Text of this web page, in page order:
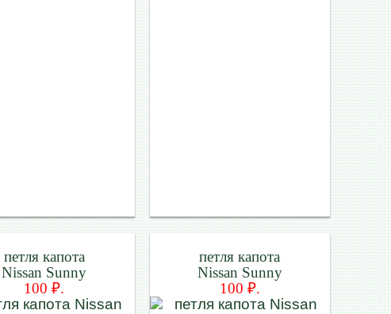
петля капота
Nissan Sunny
100 ₽.
петля капота
Nissan Sunny
100 ₽.